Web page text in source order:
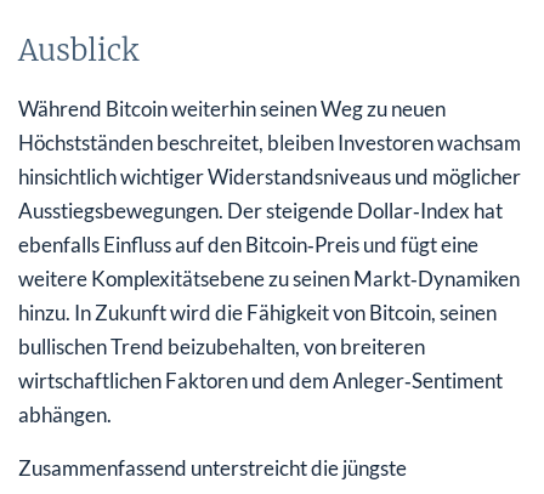
Ausblick
Während Bitcoin weiterhin seinen Weg zu neuen
Höchstständen beschreitet, bleiben Investoren wachsam
hinsichtlich wichtiger Widerstandsniveaus und möglicher
Ausstiegsbewegungen. Der steigende Dollar‑Index hat
ebenfalls Einfluss auf den Bitcoin‑Preis und fügt eine
weitere Komplexitätsebene zu seinen Markt‑Dynamiken
hinzu. In Zukunft wird die Fähigkeit von Bitcoin, seinen
bullischen Trend beizubehalten, von breiteren
wirtschaftlichen Faktoren und dem Anleger‑Sentiment
abhängen.
Zusammenfassend unterstreicht die jüngste